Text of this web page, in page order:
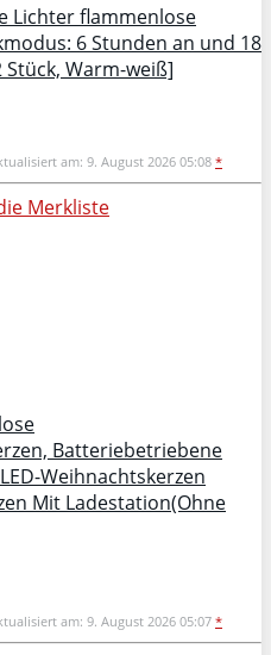
Lichter flammenlose
6 Stunden an und 18
Stück, Warm-weiß]
am: 9. August 2026 05:08 *
Merkliste
Batteriebetriebene
Weihnachtskerzen
Mit Ladestation(Ohne
am: 9. August 2026 05:07 *